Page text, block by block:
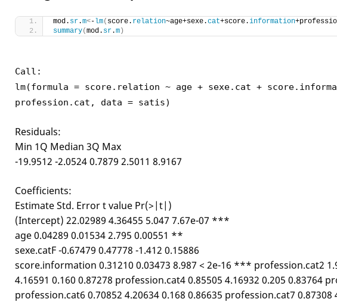
mod. sr.m<- lm( score. relation~age+sexe.cat+score.information
summary(mod. sr.m )
Call:
lm(formula = score.relation ~ age + sexe.cat +
profession.cat, data = satis)
Residuals:
Min 1Q Median 3Q Max
-19.9512 -2.0524 0.7879 2.5011 8.9167
Coefficients:
Estimate Std. Error t value Pr(>|t|)
(Intercept) 22.02989 4.36455 5.047 7.67e-07 ***
age 0.04289 0.01534 2.795 0.00551 **
sexe.catF -0.67479 0.47778 -1.412 0.15886
score.information 0.31210 0.03473 8.987 < 2e-16 *** profession.cat2
4.16591 0.160 0.87278 profession.cat4 0.85505 4.16932 0.205 0.83764
profession.cat6 0.70852 4.20634 0.168 0.86635 profession.cat7